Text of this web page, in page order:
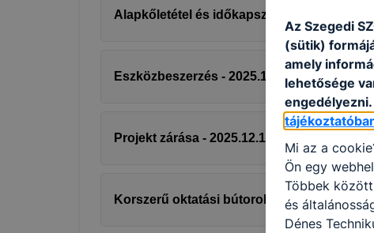
Alapkőletétel és időkapszula - 2025.11.25.
Eszközbeszerzés - 2025.12.02.
Projekt zárása - 2025.12.15.
Korszerű oktatási bútorok érkeztek az
Az Szegedi
(sütik)
amely
lehetősége
Mi az a
Ön egy
Többek
és
Dénes